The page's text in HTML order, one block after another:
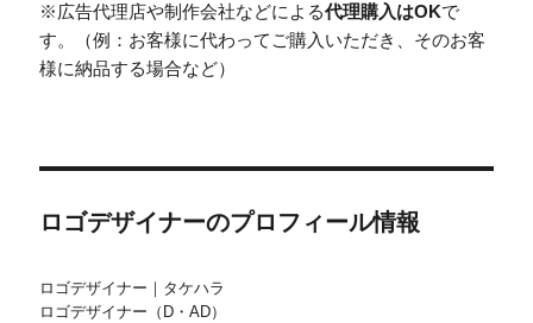
※広告代理店や制作会社などによる代理購入はOKで
す。（例：お客様に代わってご購入いただき、そのお客
様に納品する場合など）
ロゴデザイナーのプロフィール情報
ロゴデザイナー｜タケハラ
ロゴデザイナー（D・AD）